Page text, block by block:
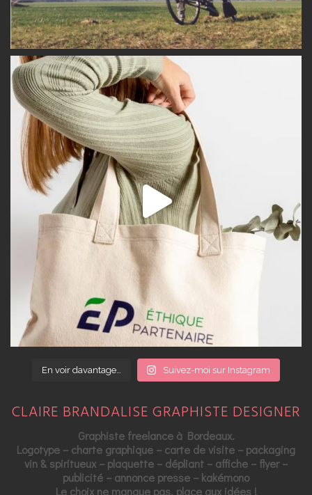
En voir davantage… Suivez-moi sur Instagram
CLAIRE BRANDALISE GRAPHISTE DESIGNER
Graphiste freelance à Bordeaux.
Logotype – charte graphique – carte de visite – packaging
vin & spiritueux – plaquette – dépliant – affiche – flyer –
publicité – annonce presse – kakémono
Le choix ne manque pas, place aux idées !